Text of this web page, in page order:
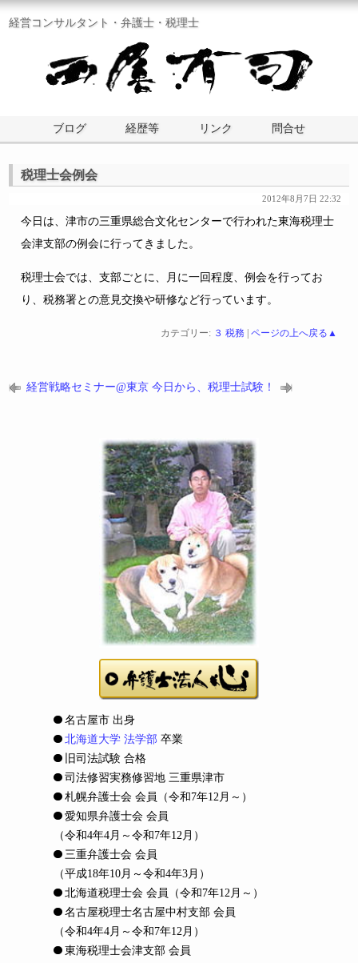
経営コンサルタント・弁護士・税理士
ブログ 経歴等 リンク 問合せ
税理士会例会
2012年8月7日 22:32
今日は、津市の三重県総合文化センターで行われた東海税理士
会津支部の例会に行ってきました。
税理士会では、支部ごとに、月に一回程度、例会を行ってお
り、税務署との意見交換や研修など行っています。
カテゴリー: ３ 税務 | ページの上へ戻る▲
経営戦略セミナー@東京 今日から、税理士試験！
名古屋市 出身
北海道大学 法学部 卒業
旧司法試験 合格
司法修習実務修習地 三重県津市
札幌弁護士会 会員
（令和7年12月～）
愛知県弁護士会 会員
（令和4年4月～令和7年12月）
三重弁護士会 会員
（平成18年10月～令和4年3月）
北海道税理士会 会員
（令和7年12月～）
名古屋税理士名古屋中村支部 会員
（令和4年4月～令和7年12月）
東海税理士会津支部 会員